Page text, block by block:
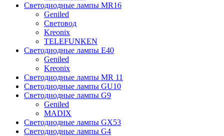
Светодиодные лампы MR16
Geniled
Световод
Kreonix
TELEFUNKEN
Светодиодные лампы Е40
Geniled
Kreonix
Светодиодные лампы MR 11
Cветодиодные лампы GU10
Светодиодные лампы G9
Geniled
MADIX
Светодиодные лампы GX53
Светодиодные лампы G4